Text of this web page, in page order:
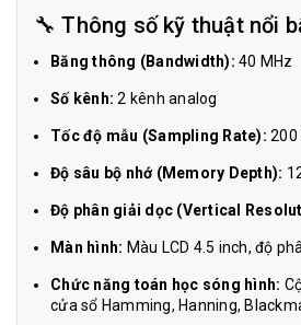
🔧 Thông số kỹ thuật nổi
Băng thông (Bandwidth): 40 MHz
Số kênh: 2 kênh analog
Tốc độ mẫu (Sampling Rate): 200
Độ sâu bộ nhớ (Memory Depth):
Độ phân giải dọc (Vertical
Màn hình: Màu LCD 4.5 inch, độ
Chức năng toán học sóng hình:
cửa sổ Hamming, Hanning,